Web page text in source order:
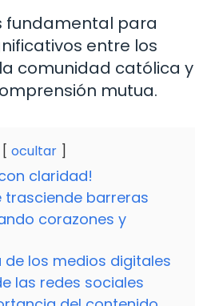
fundamental para
entre los
comunidad católica y
mutua.
ocultar
claridad!
trasciende barreras
corazones y
de los medios digitales
las redes sociales